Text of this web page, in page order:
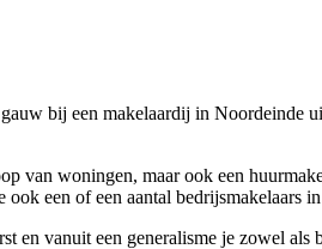
bij een makelaardij in Noordeinde
van woningen, maar ook een
een of een aantal bedrijsmakelaars
en vanuit een generalisme je zowel